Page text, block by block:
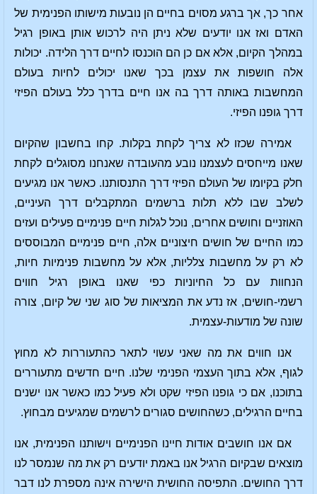
אחר כך, אך ברגע מסוים בחיים הן נובעות מישותו הפנימית של
האדם ואז אנו יודעים שלא ניתן היה לרכוש אותן באופן רגיל
במהלך הקיום, אלא אם כן הם הוכנסו לחיים דרך הלידה. יכולות
אלה חושפות את עצמן בכך שאנו יכולים לחיות בעולם
המחשבות באותה דרך בה אנו חיים בדרך כלל בעולם הפיזי
דרך גופנו הפיזי.
אמירה שכזו לא צריך לקחת בקלות. קחו בחשבון שהקיום
שאנו מייחסים לעצמנו נובע מהעובדה שאנחנו מסוגלים לקחת
חלק בקיומו של העולם הפיזי דרך התנסותנו. כאשר אנו מגיעים
לשלב שבו ללא תלות ברשמים המתקבלים דרך העיניים,
האוזניים וחושים אחרים, נוכל לגלות חיים פנימיים פעילים ועזים
כמו החיים של חושים חיצוניים אלה, חיים פנימיים המבוססים
לא רק על מחשבות צלליות, אלא על מחשבות פנימיות חיות,
הנחוות עם כל החיוניות כפי שאנו באופן רגיל חווים
רשמי-חושים, אז נדע את המציאות של סוג שני של קיום, צורה
שונה של מודעות-עצמית.
אנו חווים את מה שאני עשוי לתאר כהתעוררות לא מחוץ
לגוף, אלא בתוך העצמי הפנימי שלנו. חיים חדשים מתעוררים
בתוכנו, אם כי גופנו הפיזי שקט ולא פעיל כמו כאשר אנו ישנים
בחיים הרגילים, כשהחושים סגורים לרשמים שמגיעים מבחוץ.
אם אנו חושבים אודות חיינו הפנימיים וישותנו הפנימית, אנו
מוצאים שבקיום הרגיל אנו באמת יודעים רק את מה שנמסר לנו
דרך החושים. התפיסה החושית הישירה אינה מספרת לנו דבר